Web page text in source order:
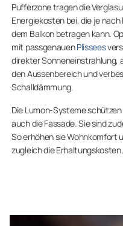
Pufferzone tragen die
Energiekosten bei, die je
dem Balkon betragen kann.
mit passgenauenPlissees
direkter Sonneneinstrahlung,
den Aussenbereich und
Schalldämmung.
Die Lumon-Systeme
auch die Fassade. Sie sind
So erhöhen sie Wohnkomfort
zugleich die Erhaltungskosten.